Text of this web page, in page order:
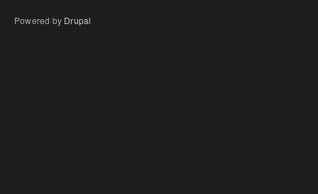
Powered by Drupal